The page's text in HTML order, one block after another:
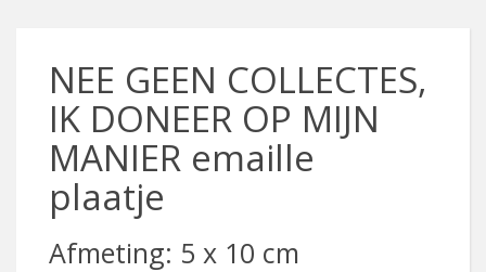
NEE GEEN COLLECTES,
IK DONEER OP MIJN
MANIER emaille
plaatje
Afmeting: 5 x 10 cm